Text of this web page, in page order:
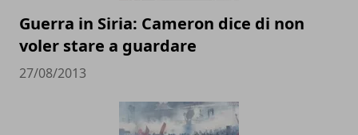
Guerra in Siria: Cameron dice di non
voler stare a guardare
27/08/2013